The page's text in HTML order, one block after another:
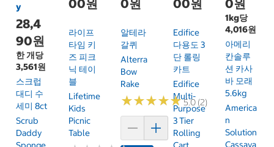
y
28,4
90원
한 개당
3,561원
스크럽
대디 수
세미 8ct
Scrub
Daddy
00원
라이프
타임 키
즈 피크
닉 테이
블
Lifetime
Kids
Picnic
Table
0원
알테라
갈퀴
Alterra
Bow
Rake
★★★★★
★★★★★5.0 (2)
00원
Edifice
다용도 3
단 롤링
카트
Edifice
Multi-
Purpose
3 Tier
Rolling
0원
1kg당
4,016원
아메리
칸솔루
션 카사
바 모래
5.6kg
America
N
Solution
Cassava